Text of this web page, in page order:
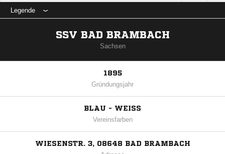
Legende
SSV BAD BRAMBACH
Sachsen
1895
Gründungsjahr
BLAU - WEISS
Vereinsfarben
WIESENSTR. 3, 08648 BAD BRAMBACH